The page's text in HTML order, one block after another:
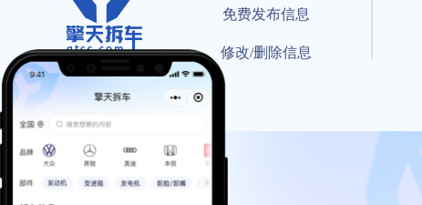
免费发布信息
修改/删除信息
© 2021
工信部备案